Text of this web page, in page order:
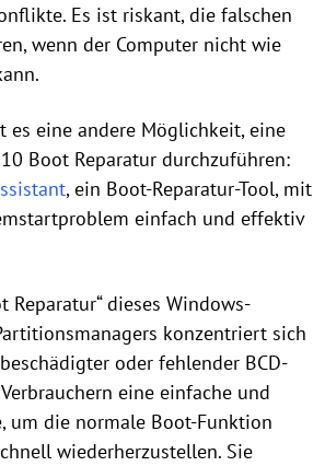
Es ist riskant, die falschen
wenn der Computer nicht wie
es eine andere Möglichkeit, eine
Boot Reparatur durchzuführen:
, ein Boot-Reparatur-Tool, mit
einfach und effektiv
Reparatur“ dieses Windows-
konzentriert sich
oder fehlender BCD-
eine einfache und
um die normale Boot-Funktion
wiederherzustellen. Sie